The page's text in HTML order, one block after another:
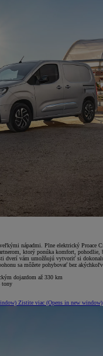
nápadmi. Plne elektrický Proace
ktorý ponúka komfort, pohodlie,
dverí vám umožňujú vytvoriť si
sa môžete pohybovať bez
dojazdom až 330 km
tony
Zistite viac (Opens in new window)